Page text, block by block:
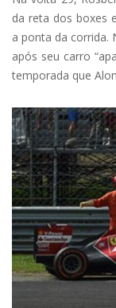
da reta dos boxes
a ponta da corrida.
após seu carro
temporada que